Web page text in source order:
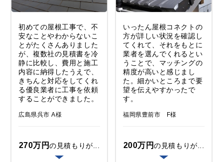
初めての屋根工事で、不
安なことやわからないこ
とがたくさんありました
が、複数社の見積書を冷
静に比較し、費用と施工
内容に納得したうえで、
きちんと対応をしてくれ
る優良業者に工事を依頼
することができました。
広島県呉市 A様
270万円の見積もりが...
いったん屋根コネクトの
方が詳しい状況を確認し
てくれて、それをもとに
業者を選んでくれるとい
うことで、マッチングの
精度が高いと感じまし
た。細かいところまで要
望を伝えやすかったで
す。
福岡県豊前市 F様
200万円の見積もりが...